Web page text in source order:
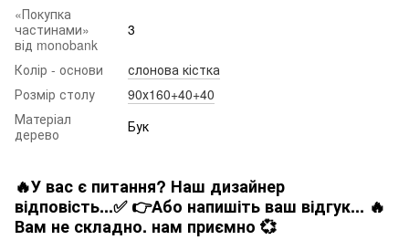
«Покупка
частинами»
від monobank
3
Колір - основи
слонова кістка
Розмір столу
90х160+40+40
Матеріал
дерево
Бук
🔥У вас є питання? Наш дизайнер
відповість...✅ 👉Або напишіть ваш відгук... 🔥
Вам не складно. нам приємно 💞